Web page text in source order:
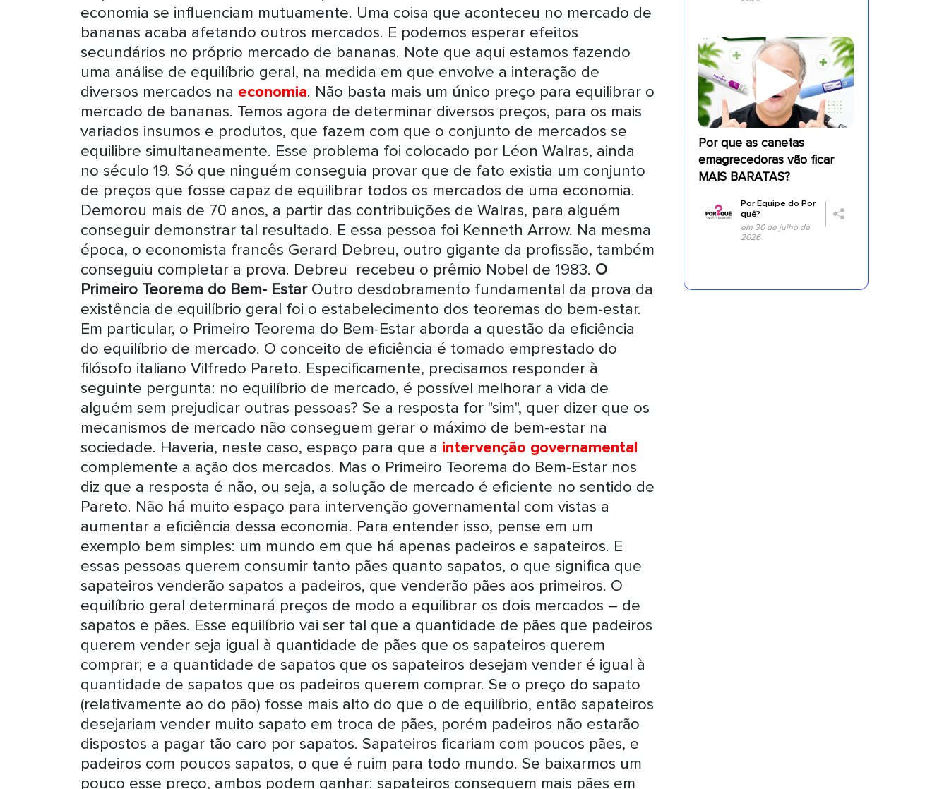
economia se influenciam mutuamente. Uma coisa que aconteceu no mercado de
bananas acaba afetando outros mercados. E podemos esperar efeitos
secundários no próprio mercado de bananas. Note que aqui estamos fazendo
uma análise de equilíbrio geral, na medida em que envolve a interação de
diversos mercados na economia. Não basta mais um único preço para equilibrar o
mercado de bananas. Temos agora de determinar diversos preços, para os mais
variados insumos e produtos, que fazem com que o conjunto de mercados se
equilibre simultaneamente. Esse problema foi colocado por Léon Walras, ainda
no século 19. Só que ninguém conseguia provar que de fato existia um conjunto
de preços que fosse capaz de equilibrar todos os mercados de uma economia.
Demorou mais de 70 anos, a partir das contribuições de Walras, para alguém
conseguir demonstrar tal resultado. E essa pessoa foi Kenneth Arrow. Na mesma
época, o economista francês Gerard Debreu, outro gigante da profissão, também
conseguiu completar a prova. Debreu recebeu o prêmio Nobel de 1983. O
Primeiro Teorema do Bem- EstarOutro desdobramento fundamental da prova da
existência de equilíbrio geral foi o estabelecimento dos teoremas do bem-estar.
Em particular, o Primeiro Teorema do Bem-Estar aborda a questão da eficiência
do equilíbrio de mercado. O conceito de eficiência é tomado emprestado do
filósofo italiano Vilfredo Pareto. Especificamente, precisamos responder à
seguinte pergunta: no equilíbrio de mercado, é possível melhorar a vida de
alguém sem prejudicar outras pessoas? Se a resposta for "sim", quer dizer que os
mecanismos de mercado não conseguem gerar o máximo de bem-estar na
sociedade. Haveria, neste caso, espaço para que a intervenção governamental
complemente a ação dos mercados. Mas o Primeiro Teorema do Bem-Estar nos
diz que a resposta é não, ou seja, a solução de mercado é eficiente no sentido de
Pareto. Não há muito espaço para intervenção governamental com vistas a
aumentar a eficiência dessa economia. Para entender isso, pense em um
exemplo bem simples: um mundo em que há apenas padeiros e sapateiros. E
essas pessoas querem consumir tanto pães quanto sapatos, o que significa que
sapateiros venderão sapatos a padeiros, que venderão pães aos primeiros. O
equilíbrio geral determinará preços de modo a equilibrar os dois mercados – de
sapatos e pães. Esse equilíbrio vai ser tal que a quantidade de pães que padeiros
querem vender seja igual à quantidade de pães que os sapateiros querem
comprar; e a quantidade de sapatos que os sapateiros desejam vender é igual à
quantidade de sapatos que os padeiros querem comprar. Se o preço do sapato
(relativamente ao do pão) fosse mais alto do que o de equilíbrio, então sapateiros
desejariam vender muito sapato em troca de pães, porém padeiros não estarão
dispostos a pagar tão caro por sapatos. Sapateiros ficariam com poucos pães, e
padeiros com poucos sapatos, o que é ruim para todo mundo. Se baixarmos um
pouco esse preço, ambos podem ganhar: sapateiros conseguem mais pães em
Por que as canetas
emagrecedoras vão ficar
MAIS BARATAS?
PorEquipe do Por
quê?
em 30 de julho de
2026